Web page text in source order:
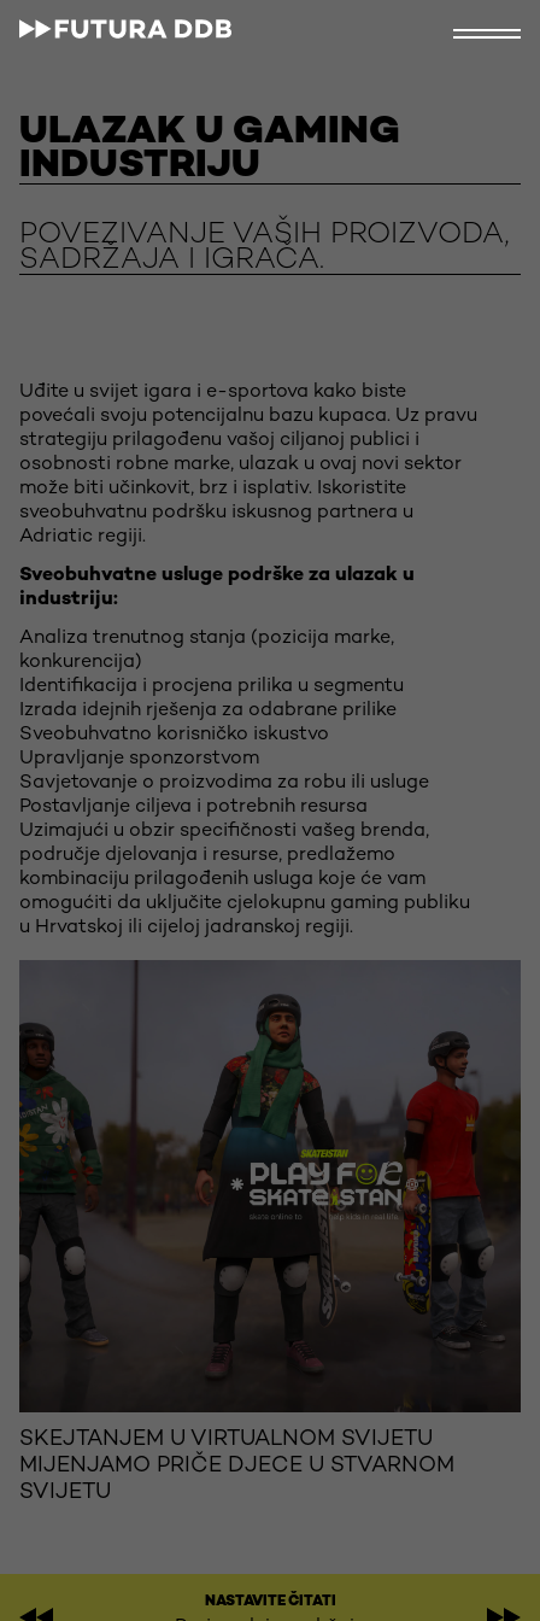
ULAZAK U GAMING
INDUSTRIJU
POVEZIVANJE VAŠIH PROIZVODA,
SADRŽAJA I IGRAČA.
Uđite u svijet igara i e-sportova kako biste
povećali svoju potencijalnu bazu kupaca. Uz pravu
strategiju prilagođenu vašoj ciljanoj publici i
osobnosti robne marke, ulazak u ovaj novi sektor
može biti učinkovit, brz i isplativ. Iskoristite
sveobuhvatnu podršku iskusnog partnera u
Adriatic regiji.
Sveobuhvatne usluge podrške za ulazak u
industriju:
Analiza trenutnog stanja (pozicija marke,
konkurencija)
Identifikacija i procjena prilika u segmentu
Izrada idejnih rješenja za odabrane prilike
Sveobuhvatno korisničko iskustvo
Upravljanje sponzorstvom
Savjetovanje o proizvodima za robu ili usluge
Postavljanje ciljeva i potrebnih resursa
Uzimajući u obzir specifičnosti vašeg brenda,
područje djelovanja i resurse, predlažemo
kombinaciju prilagođenih usluga koje će vam
omogućiti da uključite cjelokupnu gaming publiku
u Hrvatskoj ili cijeloj jadranskoj regiji.
SKEJTANJEM U VIRTUALNOM SVIJETU
MIJENJAMO PRIČE DJECE U STVARNOM
SVIJETU
NASTAVITE ČITATI